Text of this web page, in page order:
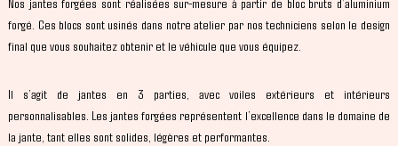
forgé. Ces blocs sont usinés dans notre atelier par nos techniciens selon le design
final que vous souhaitez obtenir et le véhicule que vous équipez.
Il s’agit de jantes en 3 parties, avec voiles extérieurs et intérieurs
personnalisables. Les jantes forgées représentent l’excellence dans le domaine de
la jante, tant elles sont solides, légères et performantes.